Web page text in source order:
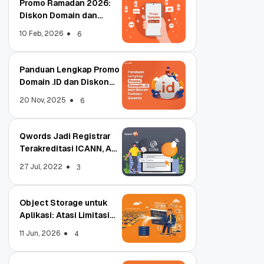
Promo Ramadan 2026:
Diskon Domain dan
10 Feb, 2026 6
Panduan Lengkap Promo
Domain .ID dan Diskon
20 Nov, 2025 6
Qwords Jadi Registrar
Terakreditasi ICANN, Apa
27 Jul, 2022 3
Object Storage untuk
Aplikasi: Atasi Limitasi
11 Jun, 2026 4